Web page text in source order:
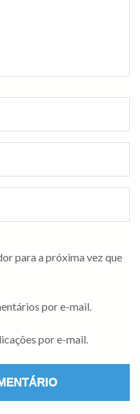
para a próxima vez que
por e-mail.
por e-mail.